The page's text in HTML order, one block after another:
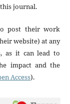
journal.
post their work
website) at any
as it can lead to
impact and the
Access).